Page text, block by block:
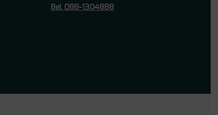
Bel 088-1304888